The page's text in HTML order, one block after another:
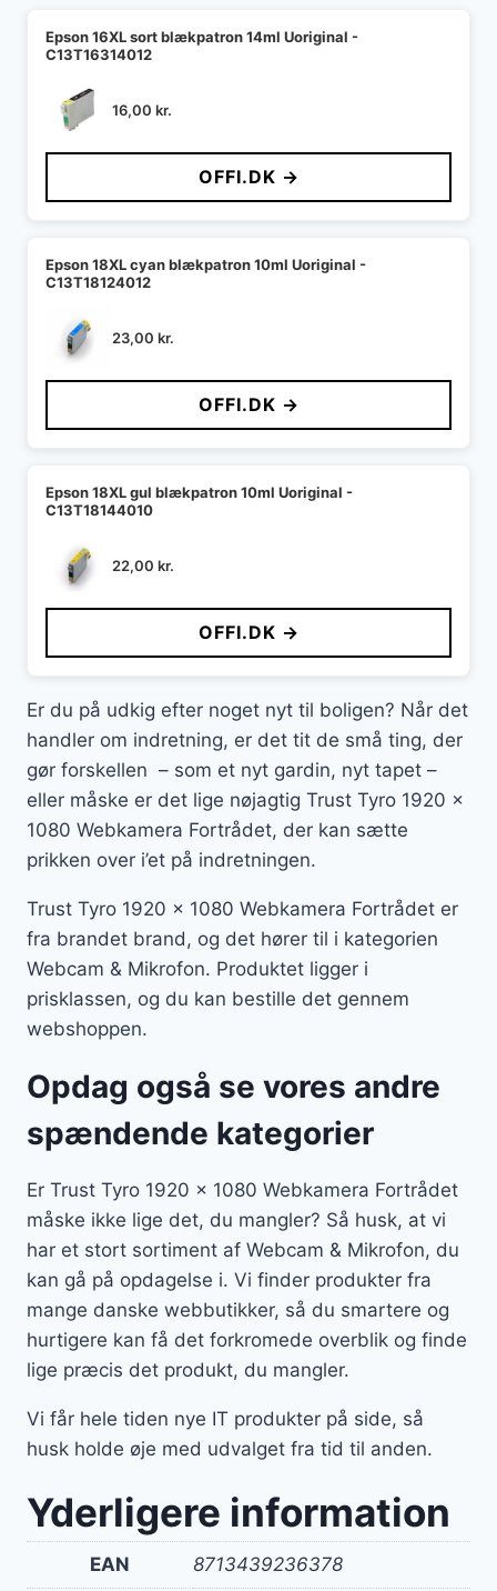
Epson 16XL sort blækpatron 14ml Uoriginal -
C13T16314012
16,00 kr.
OFFI.DK →
Epson 18XL cyan blækpatron 10ml Uoriginal -
C13T18124012
23,00 kr.
OFFI.DK →
Epson 18XL gul blækpatron 10ml Uoriginal -
C13T18144010
22,00 kr.
OFFI.DK →
Er du på udkig efter noget nyt til boligen? Når det
handler om indretning, er det tit de små ting, der
gør forskellen – som et nyt gardin, nyt tapet –
eller måske er det lige nøjagtig Trust Tyro 1920 x
1080 Webkamera Fortrådet, der kan sætte
prikken over i’et på indretningen.
Trust Tyro 1920 x 1080 Webkamera Fortrådet er
fra brandet brand, og det hører til i kategorien
Webcam & Mikrofon. Produktet ligger i
prisklassen, og du kan bestille det gennem
webshoppen.
Opdag også se vores andre
spændende kategorier
Er Trust Tyro 1920 x 1080 Webkamera Fortrådet
måske ikke lige det, du mangler? Så husk, at vi
har et stort sortiment af Webcam & Mikrofon, du
kan gå på opdagelse i. Vi finder produkter fra
mange danske webbutikker, så du smartere og
hurtigere kan få det forkromede overblik og finde
lige præcis det produkt, du mangler.
Vi får hele tiden nye IT produkter på side, så
husk holde øje med udvalget fra tid til anden.
Yderligere information
EAN 8713439236378